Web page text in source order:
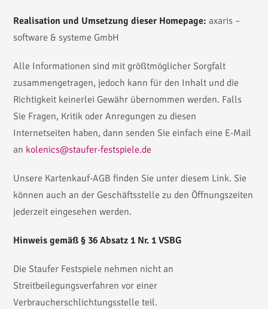
Realisation und Umsetzung dieser Homepage: axaris –
software & systeme GmbH
Alle Informationen sind mit größtmöglicher Sorgfalt
zusammengetragen, jedoch kann für den Inhalt und die
Richtigkeit keinerlei Gewähr übernommen werden. Falls
Sie Fragen, Kritik oder Anregungen zu diesen
Internetseiten haben, dann senden Sie einfach eine E-Mail
an kolenics@staufer-festspiele.de
Unsere Kartenkauf-AGB finden Sie unter diesem Link. Sie
können auch an der Geschäftsstelle zu den Öffnungszeiten
jederzeit eingesehen werden.
Hinweis gemäß § 36 Absatz 1 Nr. 1 VSBG
Die Staufer Festspiele nehmen nicht an
Streitbeilegungsverfahren vor einer
Verbraucherschlichtungsstelle teil.